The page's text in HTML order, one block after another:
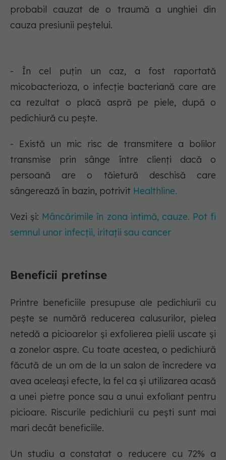
probabil cauzat de o traumă a unghiei din
cauza presiunii peștelui.
- În cel puțin un caz, a fost raportată
micobacterioza, o infecție bacteriană care are
ca rezultat o placă aspră pe piele, după o
pedichiură cu pește.
- Există un mic risc de transmitere a bolilor
transmise prin sânge între clienți dacă o
persoană are o tăietură deschisă care
sângerează în bazin, potrivit Healthline.
Vezi și: Mâncărimile în zona intimă, cauze. Pot fi
semnul unor infecții, iritații sau cancer
Beneficii pretinse
Printre beneficiile presupuse ale pedichiurii cu
pește se numără reducerea calusurilor, pielea
netedă a picioarelor și exfolierea pielii uscate și
a zonelor aspre. Cu toate acestea, o pedichiură
făcută de un om de la un salon de încredere va
avea aceleași efecte, la fel ca și utilizarea acasă
a unei pietre ponce sau a unui exfoliant pentru
picioare. Riscurile pedichiurii cu pești sunt mai
mari decât beneficiile.
Un studiu a constatat o reducere cu 72% a